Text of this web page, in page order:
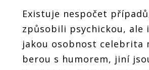
Existuje nespočet
způsobili psychickou, ale
jakou osobnost celebrita
berou s humorem, jiní